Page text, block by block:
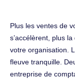
Plus les ventes de
s’accélèrent, plus
votre organisation.
fleuve tranquille.
entreprise de